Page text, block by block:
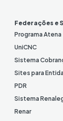
Federações e
Programa Atena
UniCNC
Sistema
Sites para
PDR
Sistema
Renar